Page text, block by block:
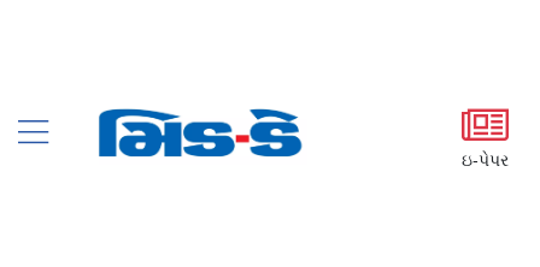
ઇ-પેપર